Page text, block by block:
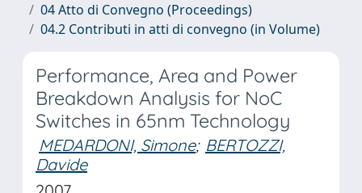
04 Atto di Convegno (Proceedings)
04.2 Contributi in atti di convegno (in Volume)
Performance, Area and Power
Breakdown Analysis for NoC
Switches in 65nm Technology
MEDARDONI, Simone; BERTOZZI,
Davide